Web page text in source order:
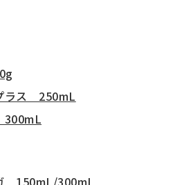
ラス 250mL
300mL
150mL /300mL